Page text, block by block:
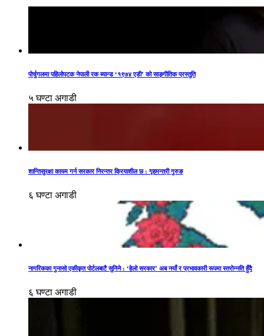
पोर्चुगलमा पहिलोपटक नेपाली रक ब्यान्ड ‘१९७४ एडी’ को साङ्गीतिक प्रस्तुति
५ घण्टा अगाडी
शान्तिसुरक्षा कायम गर्न सरकार निरन्तर क्रियाशील छ : गृहमन्त्री गुरुङ
६ घण्टा अगाडी
नागरिकका गुनासो एकीकृत पोर्टलबाटै सुनिने : ‘हेलो सरकार’ अब नयाँ र प्रभावकारी रूपमा स्तरोन्नति हुँदै
६ घण्टा अगाडी